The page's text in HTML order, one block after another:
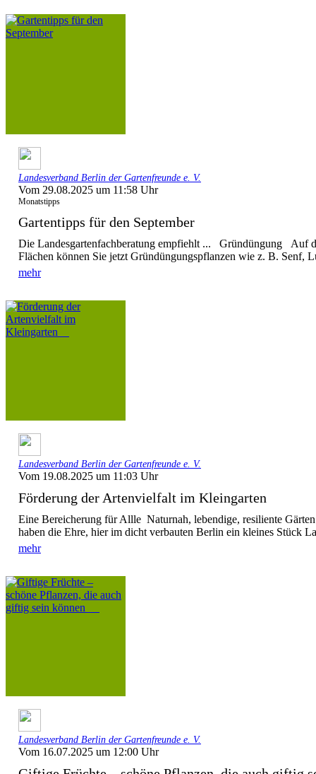
Landesverband Berlin der Gartenfreunde e. V.
Vom 29.08.2025 um 11:58 Uhr
Monatstipps
Gartentipps für den September
Die Landesgartenfachberatung empfiehlt ... Gründüngung Auf
Flächen können Sie jetzt Gründüngungspflanzen wie z. B. Senf,
mehr
Landesverband Berlin der Gartenfreunde e. V.
Vom 19.08.2025 um 11:03 Uhr
Förderung der Artenvielfalt im Kleingarten
Eine Bereicherung für Allle Naturnah, lebendige, resiliente
haben die Ehre, hier im dicht verbauten Berlin ein kleines Stück
mehr
Landesverband Berlin der Gartenfreunde e. V.
Vom 16.07.2025 um 12:00 Uhr